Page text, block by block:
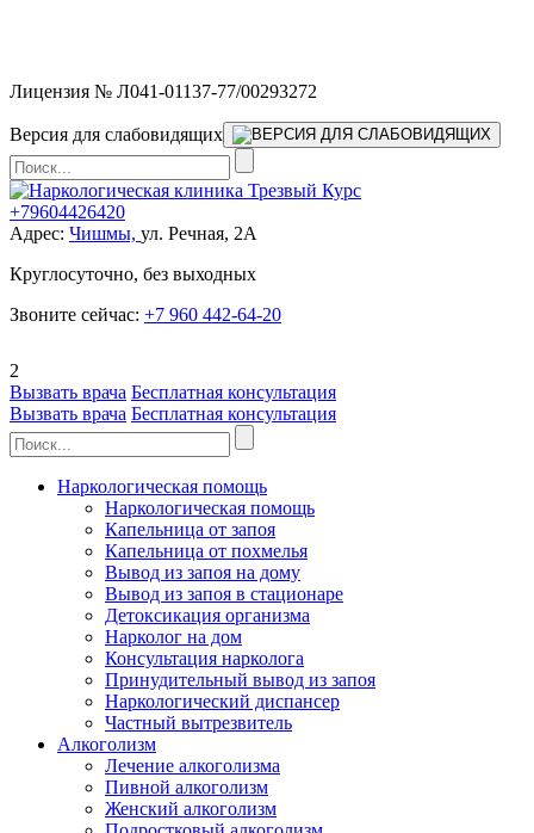
Лицензия № Л041-01137-77/00293272
Версия для слабовидящих
+79604426420
Адрес: Чишмы, ул. Речная, 2А
Круглосуточно, без выходных
Звоните сейчас: +7 960 442-64-20
2
Вызвать врача Бесплатная консультация
Вызвать врача Бесплатная консультация
Наркологическая помощь
Наркологическая помощь
Капельница от запоя
Капельница от похмелья
Вывод из запоя на дому
Вывод из запоя в стационаре
Детоксикация организма
Нарколог на дом
Консультация нарколога
Принудительный вывод из запоя
Наркологический диспансер
Частный вытрезвитель
Алкоголизм
Лечение алкоголизма
Пивной алкоголизм
Женский алкоголизм